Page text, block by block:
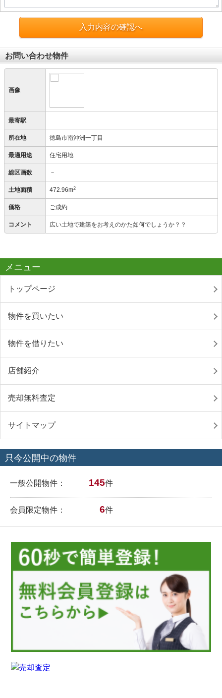
入力内容の確認へ
お問い合わせ物件
画像
最寄駅
所在地 徳島市南沖洲一丁目
最適用途 住宅用地
総区画数 －
土地面積 472.96m2
価格 ご成約
コメント 広い土地で建築をお考えのかた如何でしょうか？？
メニュー
トップページ
物件を買いたい
物件を借りたい
店舗紹介
売却無料査定
サイトマップ
只今公開中の物件
一般公開物件： 145件
会員限定物件： 6件